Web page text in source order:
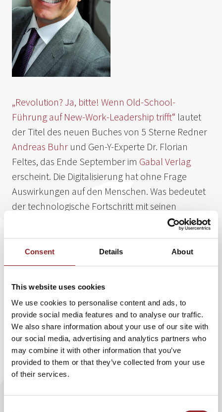
Consent Details About
This website uses cookies
We use cookies to personalise content and ads, to
provide social media features and to analyse our traffic.
We also share information about your use of our site with
our social media, advertising and analytics partners who
may combine it with other information that you’ve
provided to them or that they’ve collected from your use
of their services.
„Revolution? Ja, bitte! Wenn Old-School-
Führung auf New-Work-Leadership trifft“ lautet
der Titel des neuen Buches von 5 Sterne Redner
Andreas Buhr und Gen-Y-Experte Dr. Florian
Feltes, das Ende September im Gabal Verlag
erscheint. Die Digitalisierung hat ohne Frage
Auswirkungen auf den Menschen. Was bedeutet
der technologische Fortschritt mit seinen
Unternehmen? Gut fünf Jahre recherchierten die
beiden Autoren Buhr und Feltes zum Thema
„Führung in digitalen Zeiten“. Sie haben dazu die
Zeitalters gesprochen.
Die Ergebnisse ihrer Arbeit diskutierten Andreas Buhr, ein
Babyboomer, und Florian Feltes, ein Digital Native, sehr
kontrovers. Fest steht: Die Digitalisierung wird nicht nur